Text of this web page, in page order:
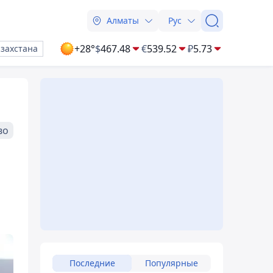
Алматы Рус
+28°$467.48 €539.52 ₽5.73
Последние Популярные